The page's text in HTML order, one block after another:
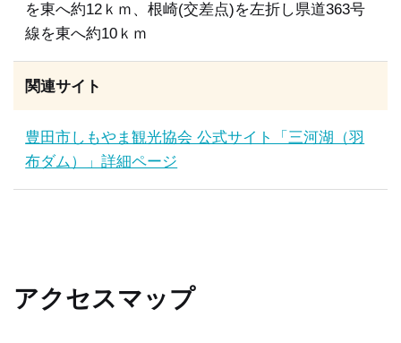
を東へ約12ｋｍ、根崎(交差点)を左折し県道363号
線を東へ約10ｋｍ
関連サイト
豊田市しもやま観光協会 公式サイト「三河湖（羽
布ダム）」詳細ページ
アクセスマップ